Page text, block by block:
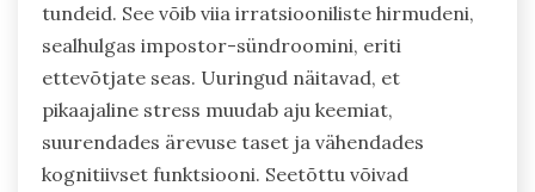
tundeid. See võib viia irratsiooniliste hirmudeni,
sealhulgas impostor-sündroomini, eriti
ettevõtjate seas. Uuringud näitavad, et
pikaajaline stress muudab aju keemiat,
suurendades ärevuse taset ja vähendades
kognitiivset funktsiooni. Seetõttu võivad